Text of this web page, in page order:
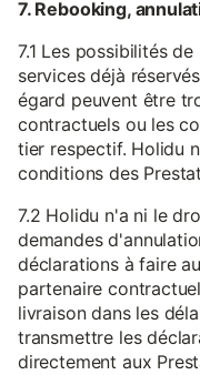
7. Rebooking,
7.1 Les possibilités
services déjà
égard peuvent être
contractuels ou les
tier respectif. Holidu
conditions des
7.2 Holidu n'a ni le
demandes
déclarations à faire
partenaire
livraison dans les
transmettre les
directement aux